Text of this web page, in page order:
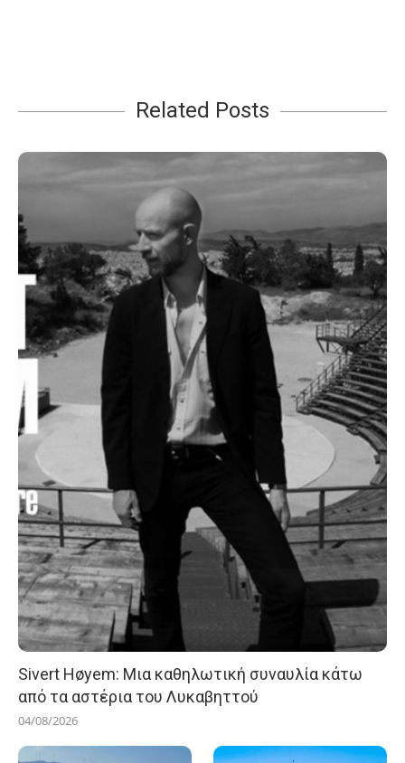
Related Posts
Sivert Høyem: Μια καθηλωτική συναυλία κάτω
από τα αστέρια του Λυκαβηττού
04/08/2026